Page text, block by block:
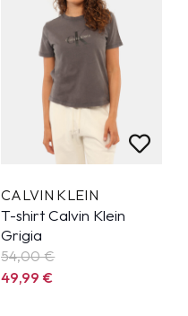
CALVIN KLEIN
T-shirt Calvin Klein
Grigia
54,00 €
49,99€